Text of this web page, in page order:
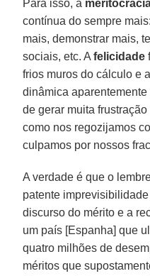
Para isso, a
contínua do sempre
mais, demonstrar mais,
sociais, etc. Afelicidade
frios muros do cálculo e
dinâmica
de gerar muita
como nos regozijamos
culpamos por nossos
A verdade é que o
patente
discurso do mérito e a
um país [Espanha] que
quatro milhões de
méritos que